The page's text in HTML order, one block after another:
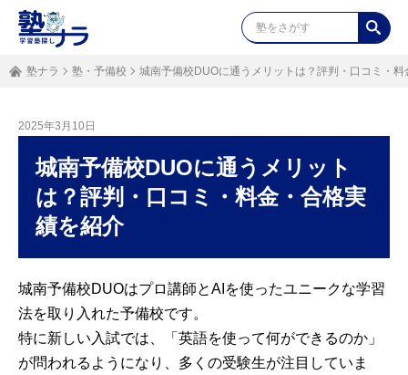
塾ナラ 塾・予備校 城南予備校DUOに通うメリットは？評判・口コミ・
2025年3月10日
城南予備校DUOに通うメリット
は？評判・口コミ・料金・合格実
績を紹介
城南予備校DUOはプロ講師とAIを使ったユニークな学習
法を取り入れた予備校です。
特に新しい入試では、「英語を使って何ができるのか」
が問われるようになり、多くの受験生が注目していま